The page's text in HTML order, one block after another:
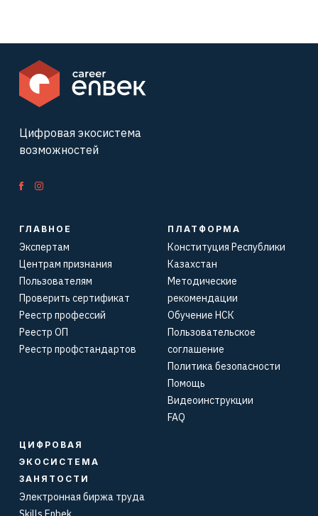
Цифровая экосистема
возможностей
ГЛАВНОЕ
Экспертам
Центрам признания
Пользователям
Проверить сертификат
Реестр профессий
Реестр ОП
Реестр профстандартов
ПЛАТФОРМА
Конституция Республики
Казахстан
Методические
рекомендации
Обучение НСК
Пользовательское
соглашение
Политика безопасности
Помощь
Видеоинструкции
FAQ
ЦИФРОВАЯ
ЭКОСИСТЕМА
ЗАНЯТОСТИ
Электронная биржа труда